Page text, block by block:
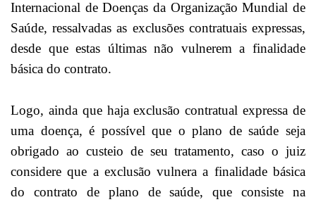
Internacional de Doenças da Organização Mundial de
Saúde, ressalvadas as exclusões contratuais expressas,
desde que estas últimas não vulnerem a finalidade
básica do contrato.
Logo, ainda que haja exclusão contratual expressa de
uma doença, é possível que o plano de saúde seja
obrigado ao custeio de seu tratamento, caso o juiz
considere que a exclusão vulnera a finalidade básica
do contrato de plano de saúde, que consiste na